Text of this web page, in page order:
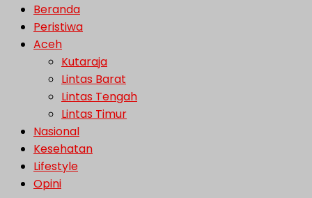
Beranda
Peristiwa
Aceh
Kutaraja
Lintas Barat
Lintas Tengah
Lintas Timur
Nasional
Kesehatan
Lifestyle
Opini